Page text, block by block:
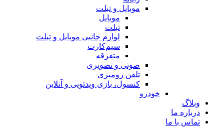
موبایل و تبلت
موبایل
تبلت
لوازم جانبی موبایل و تبلت
سیم‌کارت
متفرقه
صوتی و تصویری
تلفن رومیزی
کنسول، بازی‌ ویدئویی و آنلاین
خودرو
وبلاگ
درباره ما
تماس با ما